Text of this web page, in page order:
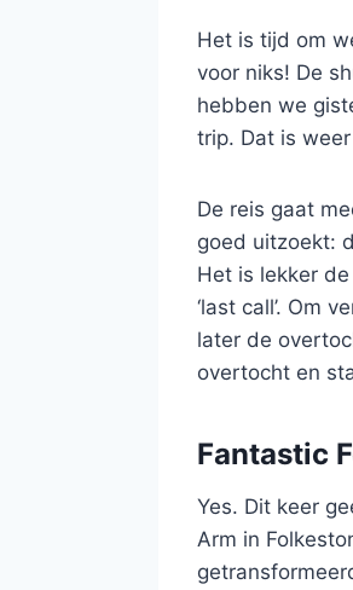
Het is tijd om
voor niks! De
hebben we
trip. Dat is
De reis gaat
goed uitzoekt:
Het is lekker
‘last call’. Om
later de
overtocht en
Fantastic
Yes. Dit keer
Arm in